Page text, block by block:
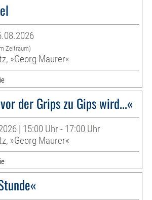
Zeitraum)
»Georg Maurer«
der Grips zu Gips wird...«
| 15:00 Uhr - 17:00 Uhr
»Georg Maurer«